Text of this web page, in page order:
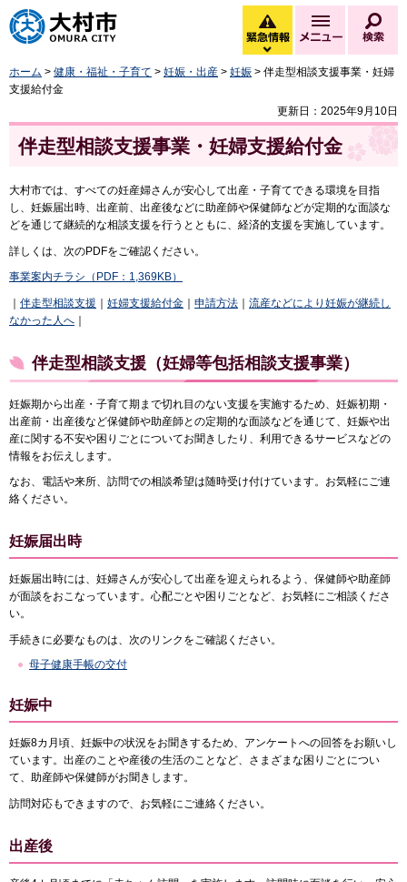
大村市
緊急情報
緊急情報を開く
メニュー
ホーム > 健康・福祉・子育て > 妊娠・出産 > 妊娠 > 伴走型相談支援事業・妊婦
支援給付金
更新日：2025年9月10日
伴走型相談支援事業・妊婦支援給付金
大村市では、すべての妊産婦さんが安心して出産・子育てできる環境を目指
し、妊娠届出時、出産前、出産後などに助産師や保健師などが定期的な面談な
どを通じて継続的な相談支援を行うとともに、経済的支援を実施しています。
詳しくは、次のPDFをご確認ください。
事業案内チラシ（PDF：1,369KB）
伴走型相談支援 妊婦支援給付金 申請方法
流産などにより妊娠が継続し
なかった人へ
伴走型相談支援（妊婦等包括相談支援事業）
妊娠期から出産・子育て期まで切れ目のない支援を実施するため、妊娠初期・
出産前・出産後など保健師や助産師との定期的な面談などを通じて、妊娠や出
産に関する不安や困りごとについてお聞きしたり、利用できるサービスなどの
情報をお伝えします。
なお、電話や来所、訪問での相談希望は随時受け付けています。お気軽にご連
絡ください。
妊娠届出時
妊娠届出時には、妊婦さんが安心して出産を迎えられるよう、保健師や助産師
が面談をおこなっています。心配ごとや困りごとなど、お気軽にご相談くださ
い。
手続きに必要なものは、次のリンクをご確認ください。
母子健康手帳の交付
妊娠中
妊娠8カ月頃、妊娠中の状況をお聞きするため、アンケートへの回答をお願いし
ています。出産のことや産後の生活のことなど、さまざまな困りごとについ
て、助産師や保健師がお聞きします。
訪問対応もできますので、お気軽にご連絡ください。
出産後